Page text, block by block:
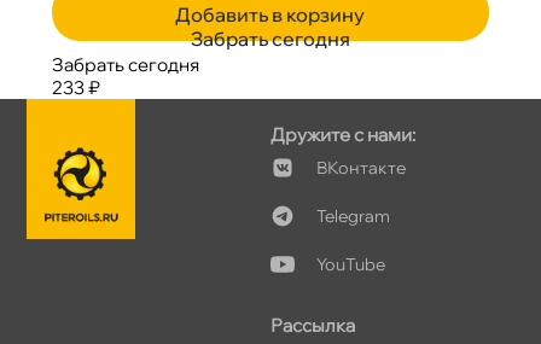
Добавить в корзину
Забрать сегодня
Забрать сегодня
233 ₽
Дружите с нами:
Контакте
Telegram
YouTube
Рассылка